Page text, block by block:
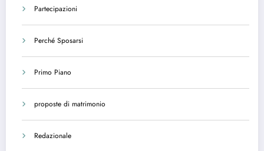
Partecipazioni
Perché Sposarsi
Primo Piano
proposte di matrimonio
Redazionale